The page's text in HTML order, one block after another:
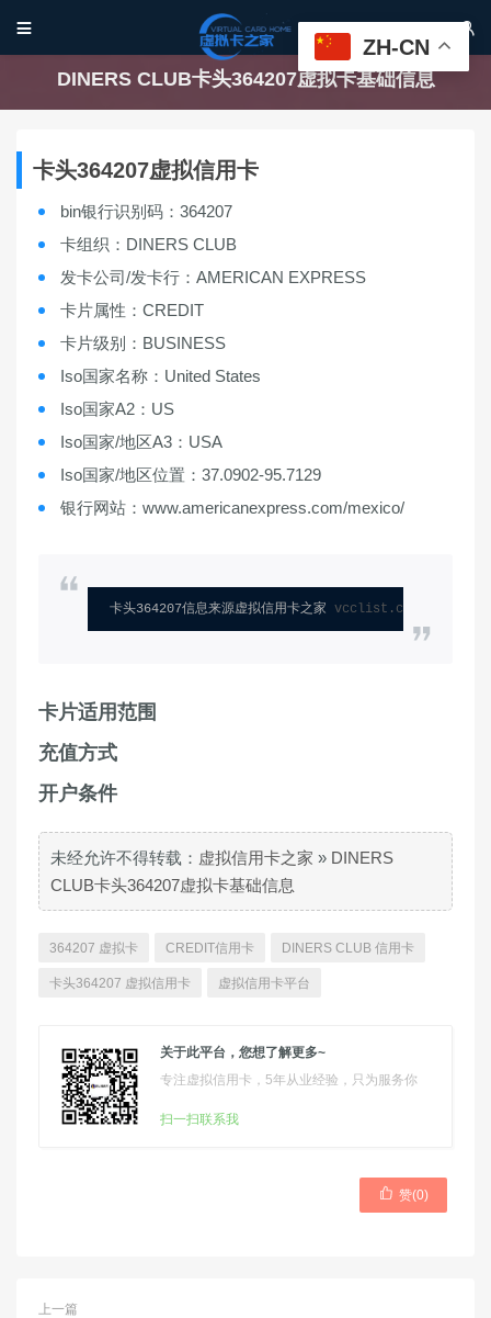
 
DINERS CLUB卡头364207虚拟卡基础信息
卡头364207虚拟信用卡
bin银行识别码：364207
卡组织：DINERS CLUB
发卡公司/发卡行：AMERICAN EXPRESS
卡片属性：CREDIT
卡片级别：BUSINESS
Iso国家名称：United States
Iso国家A2：US
Iso国家/地区A3：USA
Iso国家/地区位置：37.0902-95.7129
银行网站：www.americanexpress.com/mexico/
卡头364207信息来源虚拟信用卡之家 vcclist.com
卡片适用范围
充值方式
开户条件
未经允许不得转载： 虚拟信用卡之家 » DINERS
CLUB卡头364207虚拟卡基础信息
364207 虚拟卡 CREDIT信用卡 DINERS CLUB 信用卡
卡头364207 虚拟信用卡 虚拟信用卡平台
关于此平台，您想了解更多~
专注虚拟信用卡，5年从业经验，只为服务你
扫一扫联系我
 赞(0)
上一篇
ZH-CN